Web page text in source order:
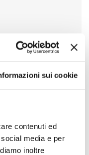
sui cookie
contenuti ed
media e per
inoltre